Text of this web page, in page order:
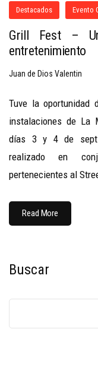
Destacados Evento
Grill Fest –
entretenimiento
Juan de Dios Valentin
Tuve la
instalaciones de La
días 3 y 4 de
realizado en
pertenecientes al
Read More
Buscar